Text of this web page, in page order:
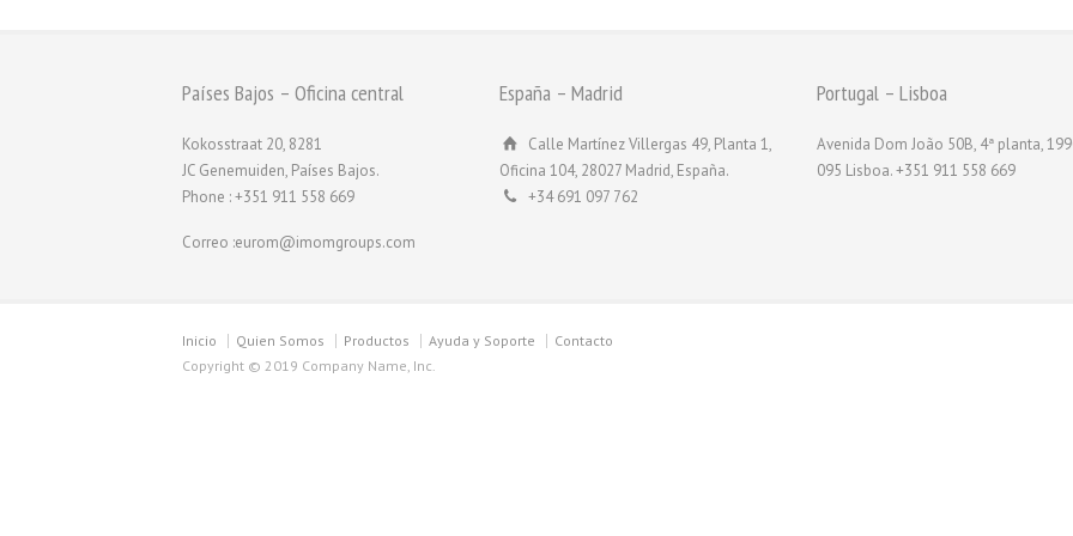
Países Bajos – Oficina central
Kokosstraat 20, 8281
JC Genemuiden, Países Bajos.
Phone : +351 911 558 669
Correo :eurom@imomgroups.com
España – Madrid
Calle Martínez Villergas 49, Planta 1,
Oficina 104, 28027 Madrid, España.
+34 691 097 762
Portugal – Lisboa
Avenida Dom João 50B, 4ª planta,
095 Lisboa. +351 911 558 669
Inicio Quien Somos Productos Ayuda y Soporte
Contacto
Copyright © 2019 Company Name, Inc.